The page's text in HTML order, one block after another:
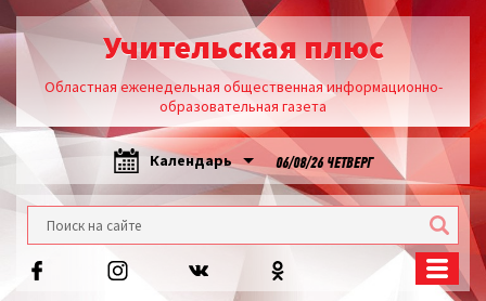
Учительская плюс
Областная еженедельная общественная информационно-
образовательная газета
Календарь 06/08/26 ЧЕТВЕРГ